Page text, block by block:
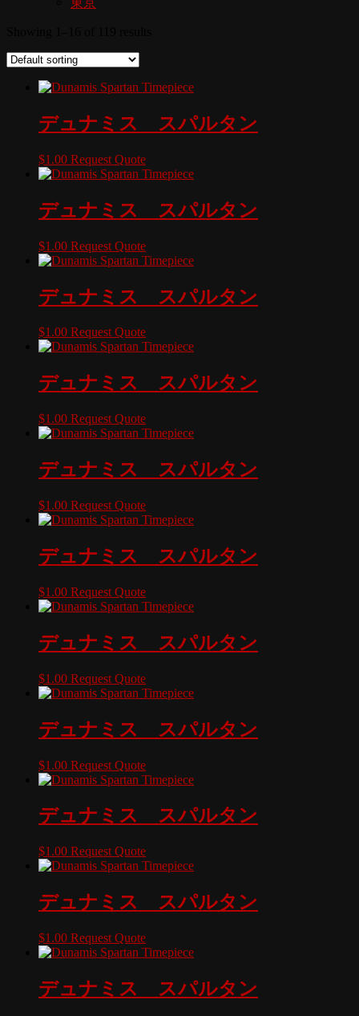
デュナミス スパルタン
$1.00 Request Quote
デュナミス スパルタン
$1.00 Request Quote
デュナミス スパルタン
$1.00 Request Quote
デュナミス スパルタン
$1.00 Request Quote
デュナミス スパルタン
$1.00 Request Quote
デュナミス スパルタン
$1.00 Request Quote
デュナミス スパルタン
$1.00 Request Quote
デュナミス スパルタン
$1.00 Request Quote
デュナミス スパルタン
$1.00 Request Quote
デュナミス スパルタン
$1.00 Request Quote
デュナミス スパルタン